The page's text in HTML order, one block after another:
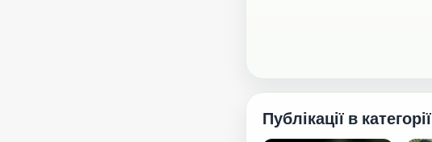
Публікації в категорії